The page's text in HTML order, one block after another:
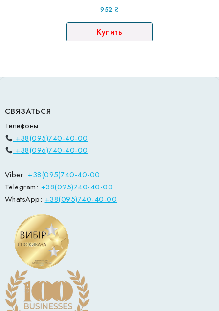
952₴
Купить
СВЯЗАТЬСЯ
Телефоны:
+38(095)740-40-00
+38(096)740-40-00
Viber: +38(095)740-40-00
Telegram: +38(095)740-40-00
WhatsApp: +38(095)740-40-00